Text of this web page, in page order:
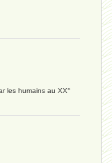
les humains au XX°